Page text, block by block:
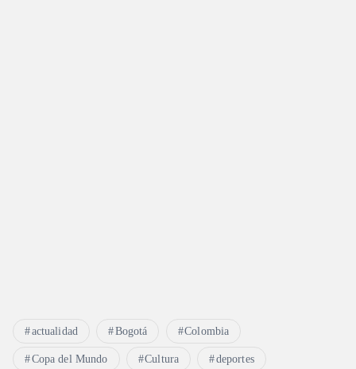
actualidad Bogotá Colombia
Copa del Mundo Cultura deportes